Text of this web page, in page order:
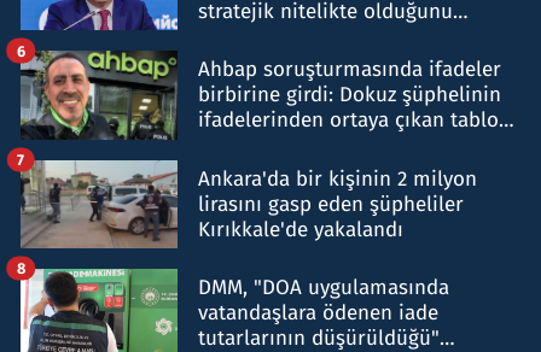
stratejik nitelikte olduğunu
Ahbap soruşturmasında ifadeler
birbirine girdi: Dokuz şüphelinin
ifadelerinden ortaya çıkan tablo
6
Ankara'da bir kişinin 2 milyon
lirasını gasp eden şüpheliler
Kırıkkale'de yakalandı
7
DMM, "DOA uygulamasında
vatandaşlara ödenen iade
tutarlarının düşürüldüğü"
8